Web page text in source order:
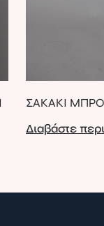
ΣΑΚΑΚΙ
Διαβάστε